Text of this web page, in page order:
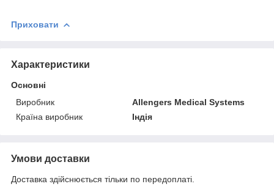
Приховати
Характеристики
Основні
Виробник
Allengers Medical Systems
Країна виробник
Індія
Умови доставки
Доставка здійснюється тільки по передоплаті.